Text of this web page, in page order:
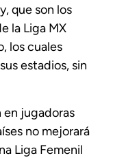
que son los
la Liga MX
los cuales
estadios, sin
en jugadoras
no mejorará
Liga Femenil